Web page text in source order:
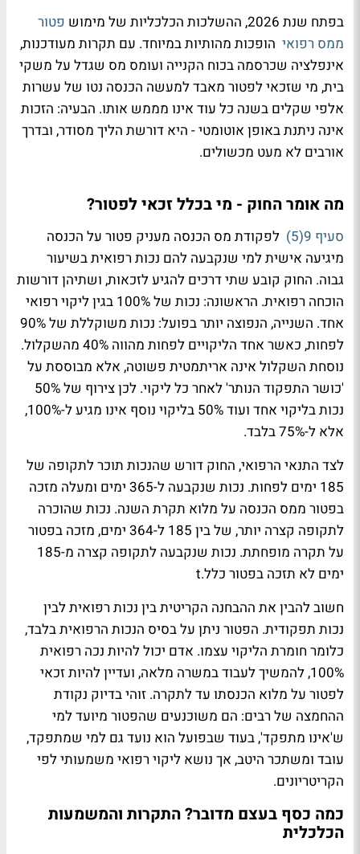
בפתח שנת 2026, ההשלכות הכלכליות של מימוש
פטור
ממס רפואי הופכות מהותיות במיוחד. עם תקרות מעודכנות,
אינפלציה שכרסמה בכוח הקנייה ועומס מס שגדל על משקי
בית, מי שזכאי לפטור מאבד למעשה הכנסה נטו של עשרות
אלפי שקלים בשנה כל עוד אינו מממש אותו. הבעיה: הזכות
אינה ניתנת באופן אוטומטי - היא דורשת הליך מסודר, ובדרך
אורבים לא מעט מכשולים.
מה אומר החוק - מי בכלל זכאי לפטור?
סעיף 9(5)
לפקודת מס הכנסה מעניק פטור על הכנסה
מיגיעה אישית למי שנקבעה להם נכות רפואית בשיעור
גבוה. החוק קובע שתי דרכים להגיע לזכאות, ושתיהן דורשות
הוכחה רפואית. הראשונה: נכות של 100% בגין ליקוי רפואי
אחד. השנייה, הנפוצה יותר בפועל: נכות משוקללת של 90%
לפחות, כאשר אחד הליקויים לפחות מהווה 40% מהשקלול.
נוסחת השקלול אינה אריתמטית פשוטה, אלא מבוססת על
'כושר התפקוד הנותר' לאחר כל ליקוי. לכן צירוף של 50%
נכות בליקוי אחד ועוד 50% בליקוי נוסף אינו מגיע ל-100%,
אלא ל-75% בלבד.
לצד התנאי הרפואי, החוק דורש שהנכות תוכר לתקופה של
185 ימים לפחות. נכות שנקבעה ל-365 ימים ומעלה מזכה
בפטור ממס הכנסה על מלוא תקרת השנה. נכות שהוכרה
לתקופה קצרה יותר, של בין 185 ל-364 ימים, מזכה בפטור
על תקרה מופחתת. נכות שנקבעה לתקופה קצרה מ-185
ימים לא תזכה בפטור כלל.t
חשוב להבין את ההבחנה הקריטית בין נכות רפואית לבין
נכות תפקודית. הפטור ניתן על בסיס הנכות הרפואית בלבד,
כלומר חומרת הליקוי עצמו. אדם יכול להיות נכה רפואית
100%, להמשיך לעבוד במשרה מלאה, ועדיין להיות זכאי
לפטור על מלוא הכנסתו עד לתקרה. זוהי בדיוק נקודת
ההחמצה של רבים: הם משוכנעים שהפטור מיועד למי
ש'אינו מתפקד', בעוד שבפועל הוא נועד גם למי שמתפקד,
עובד ומשתכר היטב, אך נושא ליקוי רפואי משמעותי לפי
הקריטריונים.
כמה כסף בעצם מדובר? התקרות והמשמעות
הכלכלית